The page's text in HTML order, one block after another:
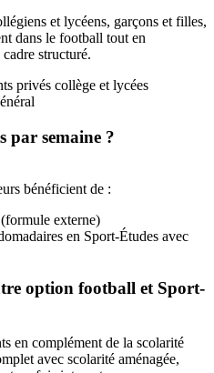
et lycéens, garçons et filles,
dans le football tout en
structuré.
privés collège et lycées
par semaine ?
bénéficient de :
(formule externe)
en Sport-Études avec
option football et Sport-
en complément de la scolarité
avec scolarité aménagée,